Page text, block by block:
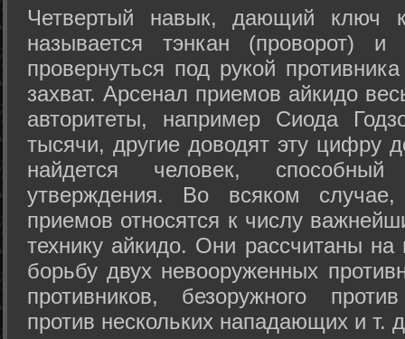
Четвертый навык, дающий ключ
называется тэнкан (проворот)
провернуться под рукой
захват. Арсенал приемов айкидо
авторитеты, например Сиода
тысячи, другие доводят эту цифру
найдется человек,
утверждения. Во всяком
приемов относятся к числу
технику айкидо. Они рассчитаны
борьбу двух невооруженных
противников, безоружного
против нескольких нападающих и т.